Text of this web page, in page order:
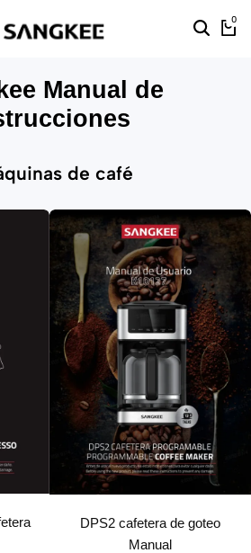
0
Manual de
de café
DPS2 cafetera de goteo
Manual